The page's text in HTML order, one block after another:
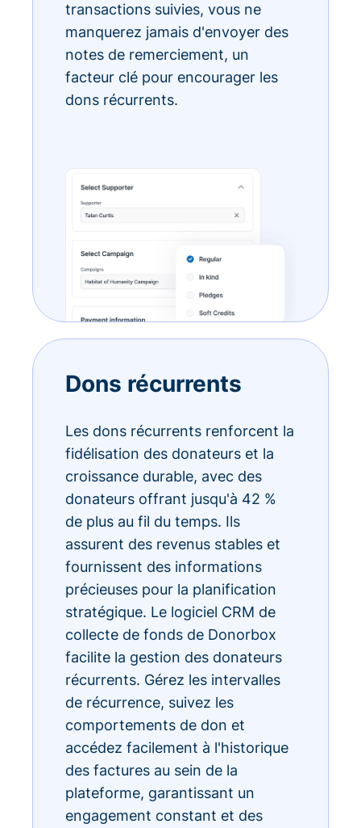
transactions suivies, vous ne
manquerez jamais d'envoyer des
notes de remerciement, un
facteur clé pour encourager les
dons récurrents.
Dons récurrents
Les dons récurrents renforcent la
fidélisation des donateurs et la
croissance durable, avec des
donateurs offrant jusqu'à 42 %
de plus au fil du temps. Ils
assurent des revenus stables et
fournissent des informations
précieuses pour la planification
stratégique. Le logiciel CRM de
collecte de fonds de Donorbox
facilite la gestion des donateurs
récurrents. Gérez les intervalles
de récurrence, suivez les
comportements de don et
accédez facilement à l'historique
des factures au sein de la
plateforme, garantissant un
engagement constant et des